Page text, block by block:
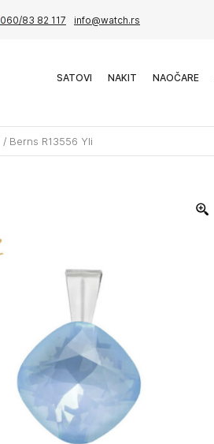
060/83 82 117 info@watch.rs
SATOVI NAKIT NAOČARE
/ Berns R13556 Yli